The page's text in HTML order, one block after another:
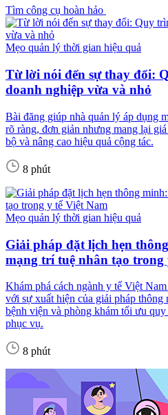
Tìm công cụ hoàn hảo
Mẹo quản lý thời gian hiệu quả
Từ lời nói đến sự thay đổi:
doanh nghiệp vừa và nhỏ
Bài đăng giúp nhà quản lý áp dụng
rõ ràng, đơn giản nhưng mang lại
bộ và nâng cao hiệu quả cộng tác.
8 phút
Mẹo quản lý thời gian hiệu quả
Giải pháp đặt lịch hẹn
mạng trí tuệ nhân tạo trong
Khám phá cách ngành y tế Việt
với sự xuất hiện của giải pháp
bệnh viện và phòng khám tối ưu
phục vụ.
8 phút